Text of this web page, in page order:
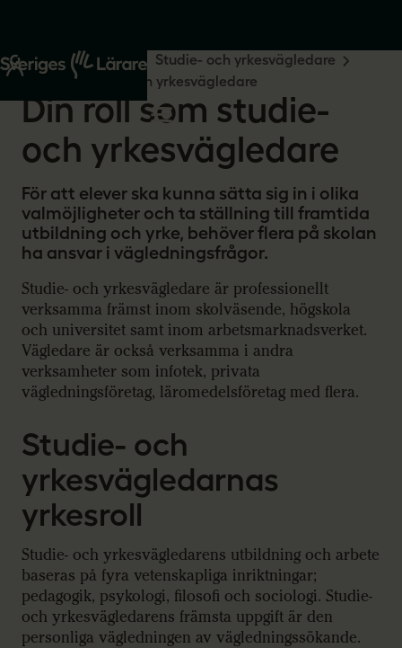
Start Din yrkesroll
Studie- och yrkesvägledare
Din roll som studie- och yrkesvägledare
Din roll som studie-
och yrkesvägledare
För att elever ska kunna sätta sig in i olika
valmöjligheter och ta ställning till framtida
utbildning och yrke, behöver flera på skolan
ha ansvar i vägledningsfrågor.
Studie- och yrkesvägledare är professionellt
verksamma främst inom skolväsende, högskola
och universitet samt inom arbetsmarknadsverket.
Vägledare är också verksamma i andra
verksamheter som infotek, privata
vägledningsföretag, läromedelsföretag med flera.
Studie- och
yrkesvägledarnas
yrkesroll
Studie- och yrkesvägledarens utbildning och arbete
baseras på fyra vetenskapliga inriktningar;
pedagogik, psykologi, filosofi och sociologi. Studie-
och yrkesvägledarens främsta uppgift är den
personliga vägledningen av vägledningssökande.